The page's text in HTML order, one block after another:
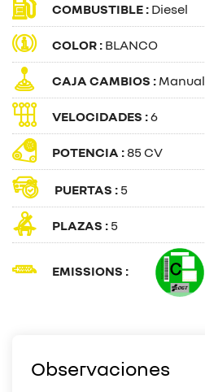
COMBUSTIBLE : Diesel
COLOR : BLANCO
CAJA CAMBIOS : Manual
VELOCIDADES :6
POTENCIA : 85 CV
PUERTAS : 5
PLAZAS : 5
EMISSIONS :
Observaciones